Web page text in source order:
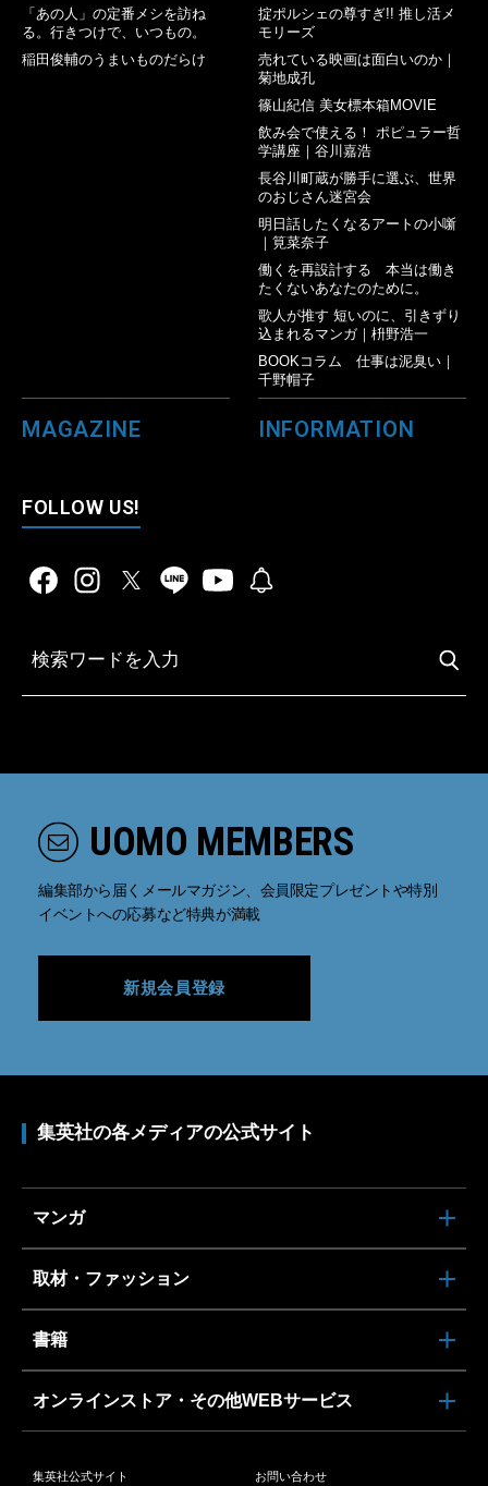
「あの人」の定番メシを訪ね
る。行きつけで、いつもの。
稲田俊輔のうまいものだらけ
掟ポルシェの尊すぎ!! 推し活メ
モリーズ
売れている映画は面白いのか｜
菊地成孔
篠山紀信 美女標本箱MOVIE
飲み会で使える！ ポピュラー哲
学講座｜谷川嘉浩
長谷川町蔵が勝手に選ぶ、世界
のおじさん迷宮会
明日話したくなるアートの小噺
｜筧菜奈子
働くを再設計する 本当は働き
たくないあなたのために。
歌人が推す 短いのに、引きずり
込まれるマンガ｜枡野浩一
BOOKコラム 仕事は泥臭い｜
千野帽子
MAGAZINE INFORMATION
FOLLOW US!
UOMO MEMBERS
編集部から届くメールマガジン、会員限定プレゼントや特別
イベントへの応募など特典が満載
新規会員登録
集英社の各メディアの公式サイト
マンガ
取材・ファッション
書籍
オンラインストア・その他WEBサービス
集英社公式サイト お問い合わせ